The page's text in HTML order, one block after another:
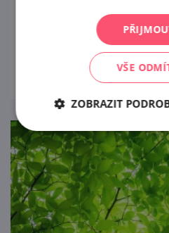
programem pro
VŠE
ZOBRAZIT